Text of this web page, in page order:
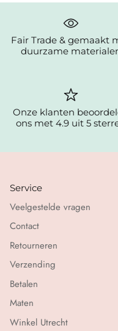
Fair Trade & gemaakt
duurzame
Onze klanten
ons met 4.9 uit 5
Service
Veelgestelde vragen
Contact
Retourneren
Verzending
Betalen
Maten
Winkel Utrecht